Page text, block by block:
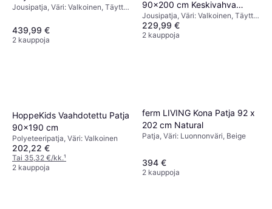
Kiinteä - Valkoinen Beige
Jousipatja, Väri: Valkoinen, Täyttö:
439,99 €
2 kauppoja
90x200 cm Keskivahva
Harmaa Valkoinen
Jousipatja, Väri: Valkoinen, Täyttö:
Vaahto, Materiaali: Polyesteri
229,99 €
2 kauppoja
HoppeKids Vaahdotettu Patja
90x190 cm
Polyeteeripatja, Väri: Valkoinen
202,22 €
Tai 35,32 €/kk.¹
2 kauppoja
ferm LIVING Kona Patja 92 x
202 cm Natural
Patja, Väri: Luonnonväri, Beige
394 €
2 kauppoja